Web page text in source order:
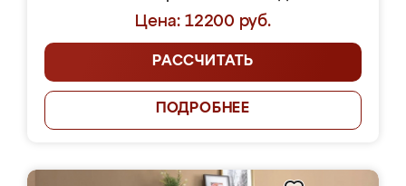
Цена: 12200 руб.
РАССЧИТАТЬ
ПОДРОБНЕЕ